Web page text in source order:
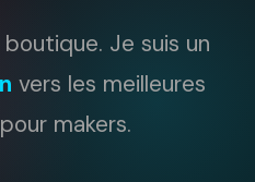
Je suis un
vers les meilleures
makers.